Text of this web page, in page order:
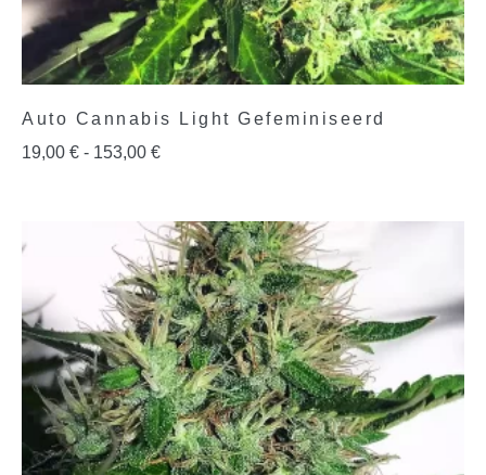
Auto Cannabis Light Gefeminiseerd
19,00 € - 153,00 €